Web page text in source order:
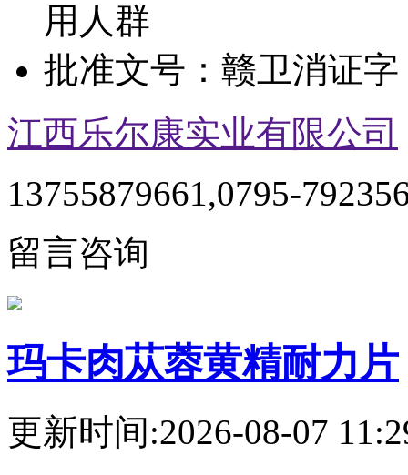
用人群
批准文号： 赣卫消证字
江西乐尔康实业有限公司
13755879661,0795-
留言咨询
玛卡肉苁蓉黄精耐力片
更新时间:2026-08-07